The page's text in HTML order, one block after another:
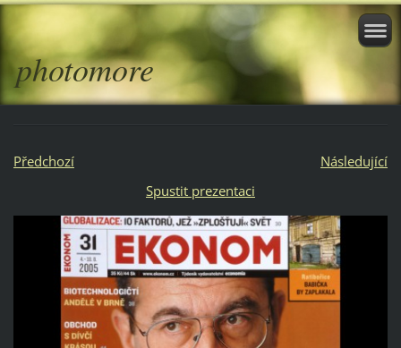
photomore
Předchozí
Následující
Spustit prezentaci